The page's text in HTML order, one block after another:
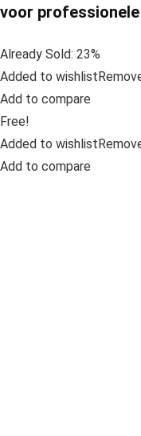
voor
Already Sold: 23%
Added to
Add to compare
Free!
Added to
Add to compare